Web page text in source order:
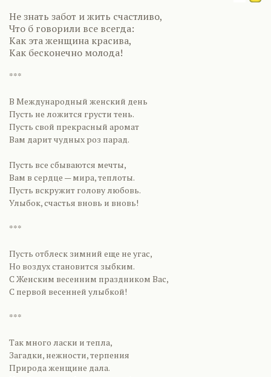
Не знать забот и жить счастливо,
Что б говорили все всегда:
Как эта женщина красива,
Как бесконечно молода!
***
В Международный женский день
Пусть не ложится грусти тень.
Пусть свой прекрасный аромат
Вам дарит чудных роз парад.
Пусть все сбываются мечты,
Вам в сердце — мира, теплоты.
Пусть вскружит голову любовь.
Улыбок, счастья вновь и вновь!
***
Пусть отблеск зимний еще не угас,
Но воздух становится зыбким.
С Женским весенним праздником Вас,
С первой весенней улыбкой!
***
Так много ласки и тепла,
Загадки, нежности, терпения
Природа женщине дала.